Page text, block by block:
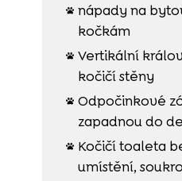
 nápady na
kočkám
 Vertikální
kočičí stěny
 Odpočinkové
zapadnou do

Kočičí toaleta
umístění,